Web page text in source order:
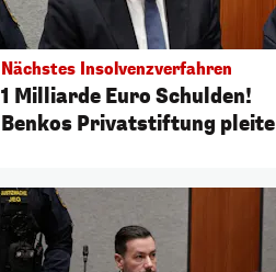
Nächstes Insolvenzverfahren
1 Milliarde Euro Schulden!
Benkos Privatstiftung pleite